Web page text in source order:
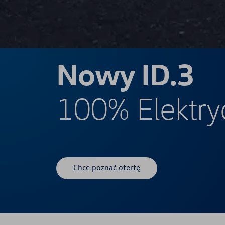
Nowy ID.3
100%
Chce poznać ofertę